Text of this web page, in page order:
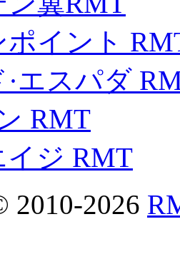
イント
エスパダ
RMT
イジ RMT
2010-2026